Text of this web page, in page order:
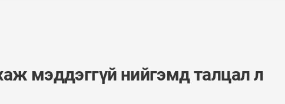
мэддэггүй нийгэмд талцал л